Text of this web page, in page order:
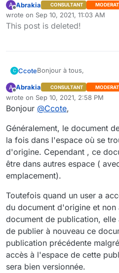
A
Offline
Abrakia CONSULTANT
wrote on Sep 10, 2021, 11:03 AM
last edited by
This post is deleted!
C CcoteBonjour à tous,
J'espère que vous avez
Quand un document fait
a accès au document
publié (2 espaces
mêmes droits), la
le document. La
mais quand nous allons
change, pas de nouvelle
republier un document
les droits.
Est-ce qu'il serait
message d'erreur pour
re-publication n'a pas
les droits dans l'espace ?
Cela nous serait utile
avons décidé de mettre
avons que quelques
Je reste à disposition
Cordialement, Candice
A
Offline
Abrakia CONSULTANT
wrote on Sep 10, 2021, 2:58 PM
last edited by
Bonjour @Ccote,
Généralement, le document
la fois dans l'espace où se
d'origine. Cependant , ce
être dans autres espace (
emplacement).
Toutefois quand un user a
du document d'origine et
document de publication,
de publier à nouveau ce
publication précédente
accès à l'espace de cette
sera bien versionnée.